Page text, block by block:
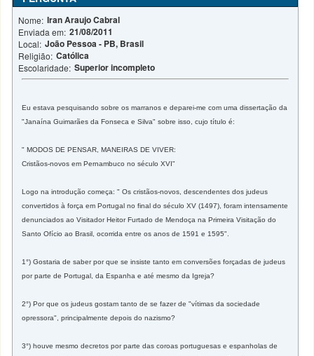
Nome: Iran Araujo Cabral
Enviada em: 21/08/2011
Local: João Pessoa - PB, Brasil
Religião: Católica
Escolaridade: Superior incompleto
Eu estava pesquisando sobre os marranos e deparei-me com uma dissertação da
"Janaína Guimarães da Fonseca e Silva" sobre isso, cujo título é:
" MODOS DE PENSAR, MANEIRAS DE VIVER:
Cristãos-novos em Pernambuco no século XVI"
Logo na introdução começa: " Os cristãos-novos, descendentes dos judeus
convertidos à força em Portugal no final do século XV (1497), foram intensamente
denunciados ao Visitador Heitor Furtado de Mendoça na Primeira Visitação do
Santo Ofício ao Brasil, ocorrida entre os anos de 1591 e 1595".
1°) Gostaria de saber por que se insiste tanto em conversões forçadas de judeus
por parte de Portugal, da Espanha e até mesmo da Igreja?
2°) Por que os judeus gostam tanto de se fazer de "vítimas da sociedade
opressora", principalmente depois do nazismo?
3°) houve mesmo decretos por parte das coroas portuguesas e espanholas de